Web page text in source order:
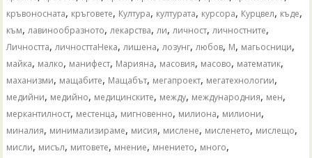
кръвоносната, кръговете, Култура, културата, курсора, Курцвел, къде,
към,лавинообразното,лекарства,ли,личност,личностните,
Личността,личносттаНека,лишена,лозунг,любов, М, магьосници,
майка, малко, манифест, Марияна, масовия, масово, математик,
маханизми, мащабите, Мащабът, мегапроект, мегатехнологии,
медийни, медийно, медицинските, между, международния, мен,
меркантилност, местенца, мигновенно, милиона, милиони,
миналия, минимализираме, мисия, мислене, мисленето, мислещо,
мисли, мисъл, митовете, мнение, мнението, много,